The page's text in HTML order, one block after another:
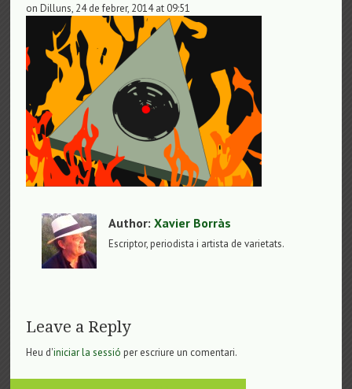
on Dilluns, 24 de febrer, 2014 at 09:51
Author:Xavier Borràs
Escriptor, periodista i artista de varietats.
Leave a Reply
Heu d'iniciar la sessió per escriure un comentari.